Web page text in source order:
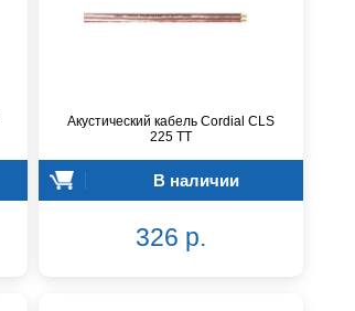
Акустический кабель Cordial CLS
225 TT
В наличии
326 р.